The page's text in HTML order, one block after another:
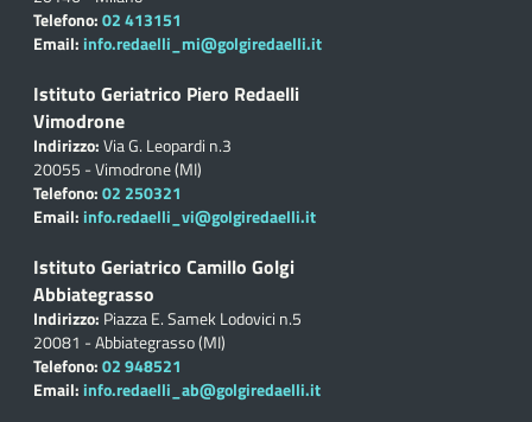
Telefono:02 413151
Email: info.redaelli_mi@golgiredaelli.it
Istituto Geriatrico Piero Redaelli
Vimodrone
Indirizzo:Via G. Leopardi n.3
20055 - Vimodrone (MI)
Telefono:02 250321
Email: info.redaelli_vi@golgiredaelli.it
Istituto Geriatrico Camillo Golgi
Abbiategrasso
Indirizzo: Piazza E. Samek Lodovici n.5
20081 - Abbiategrasso (MI)
Telefono:02 948521
Email: info.redaelli_ab@golgiredaelli.it